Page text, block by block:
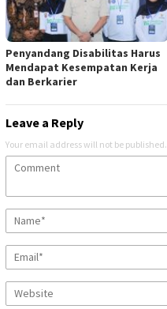
Penyandang Disabilitas Harus
Mendapat Kesempatan Kerja
dan Berkarier
Leave a Reply
Your email address will not be published.